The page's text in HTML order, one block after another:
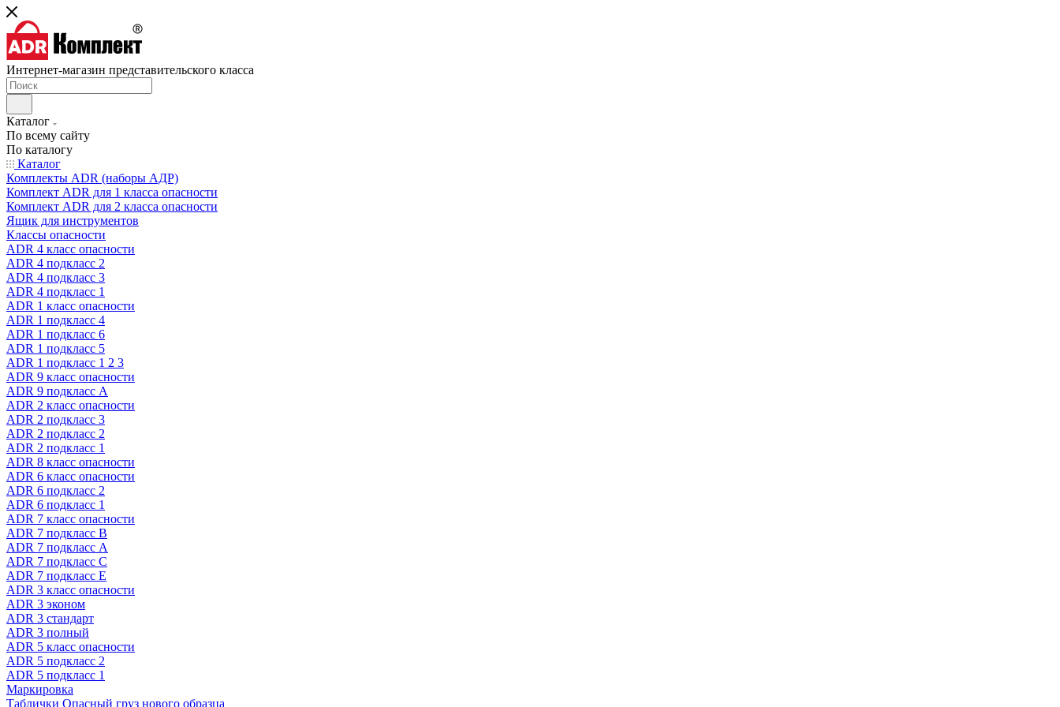
Интернет-магазин представительского класса
Каталог
По всему сайту
По каталогу
Каталог
Комплекты ADR (наборы АДР)
Комплект ADR для 1 класса опасности
Комплект ADR для 2 класса опасности
Ящик для инструментов
Классы опасности
ADR 4 класс опасности
ADR 4 подкласс 2
ADR 4 подкласс 3
ADR 4 подкласс 1
ADR 1 класс опасности
ADR 1 подкласс 4
ADR 1 подкласс 6
ADR 1 подкласс 5
ADR 1 подкласс 1 2 3
ADR 9 класс опасности
ADR 9 подкласс A
ADR 2 класс опасности
ADR 2 подкласс 3
ADR 2 подкласс 2
ADR 2 подкласс 1
ADR 8 класс опасности
ADR 6 класс опасности
ADR 6 подкласс 2
ADR 6 подкласс 1
ADR 7 класс опасности
ADR 7 подкласс B
ADR 7 подкласс A
ADR 7 подкласс C
ADR 7 подкласс E
ADR 3 класс опасности
ADR 3 эконом
ADR 3 стандарт
ADR 3 полный
ADR 5 класс опасности
ADR 5 подкласс 2
ADR 5 подкласс 1
Маркировка
Таблички Опасный груз нового образца